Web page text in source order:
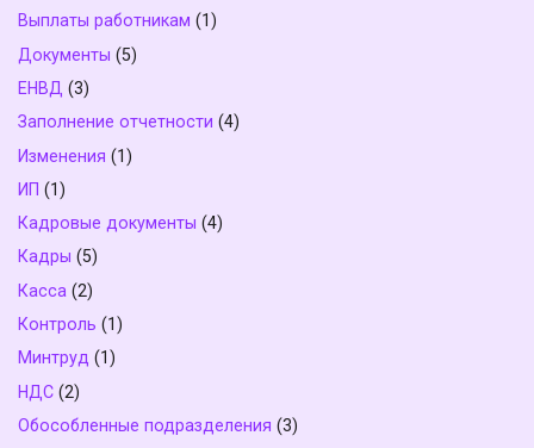
Выплаты работникам (1)
Документы (5)
ЕНВД (3)
Заполнение отчетности (4)
Изменения (1)
ИП (1)
Кадровые документы (4)
Кадры (5)
Касса (2)
Контроль (1)
Минтруд (1)
НДС (2)
Обособленные подразделения (3)